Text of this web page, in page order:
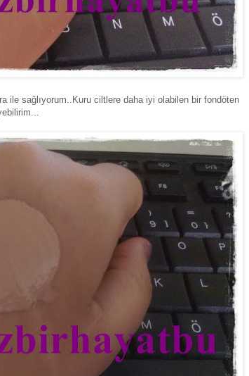
ile sağlıyorum..Kuru ciltlere daha iyi olabilen bir fondöten